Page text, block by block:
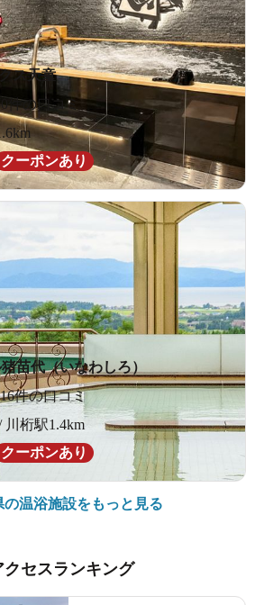
ス天童
0件の口コミ
クーポンあり
苗代（いなわしろ）
16件の口コミ
川桁駅1.4km
クーポンあり
の温浴施設をもっと見る
セスランキング